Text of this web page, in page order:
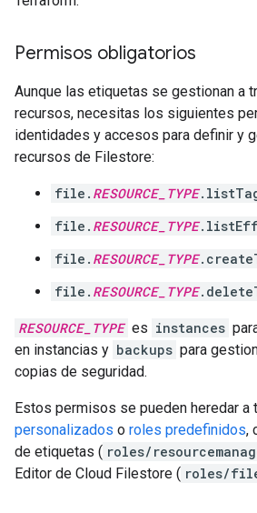
Permisos obligatorios
Aunque las etiquetas se gestionan a
recursos, necesitas los siguientes
identidades y accesos para definir y
recursos de Filestore:
file. RESOURCE_TYPE
file. RESOURCE_TYPE
file. RESOURCE_TYPE
file. RESOURCE_TYPE
RESOURCE_TYPE es instances
en instancias y backups para
copias de seguridad.
Estos permisos se pueden heredar a
personalizados o roles predefinidos,
de etiquetas ( roles/
Editor de Cloud Filestore ( roles/